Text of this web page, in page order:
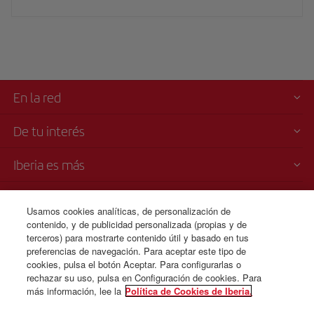
En la red
De tu interés
Iberia es más
Venta telefónica
+507 3 084 260
Lunes a domingo 00:00 - 24:00 horas ( español e inglés).
Usamos cookies analíticas, de personalización de
contenido, y de publicidad personalizada (propias y de
terceros) para mostrarte contenido útil y basado en tus
preferencias de navegación. Para aceptar este tipo de
cookies, pulsa el botón Aceptar. Para configurarlas o
rechazar su uso, pulsa en Configuración de cookies. Para
más información, lee la Política de Cookies de Iberia.